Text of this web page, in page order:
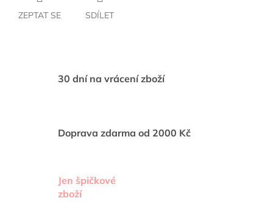
ZEPTAT SE SDÍLET
30 dní na vrácení zboží
Doprava zdarma od 2000 Kč
Jen špičkové
zboží